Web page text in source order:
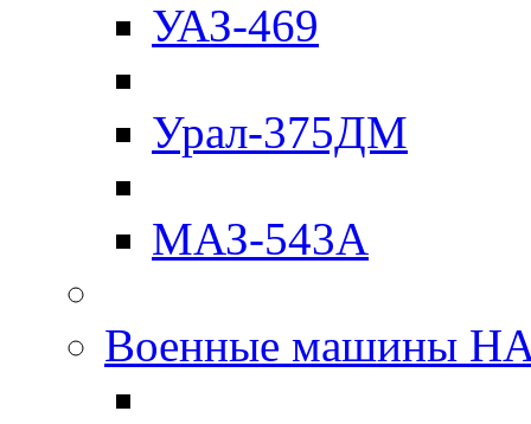
УАЗ-469
Урал-375ДМ
МАЗ-543А
Военные машины